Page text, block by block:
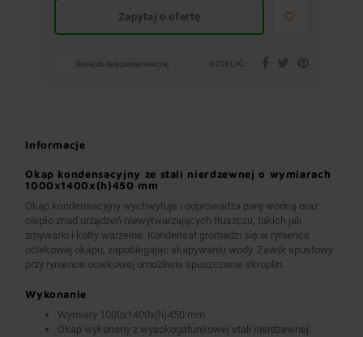
Zapytaj o ofertę
Dodaj do listy porównawczej
Informacje
Okap kondensacyjny ze stali nierdzewnej o wymiarach
1000x1400x(h)450 mm
Okap kondensacyjny wychwytuje i odprowadza parę wodną oraz
ciepło znad urządzeń niewytwarzających tłuszczu, takich jak
zmywarki i kotły warzelne. Kondensat gromadzi się w rynience
ociekowej okapu, zapobiegając skapywaniu wody. Zawór spustowy
przy rynience ociekowej umożliwia spuszczenie skroplin.
Wykonanie
Wymiary 1000x1400x(h)450 mm
Okap wykonany z wysokogatunkowej stali nierdzewnej.